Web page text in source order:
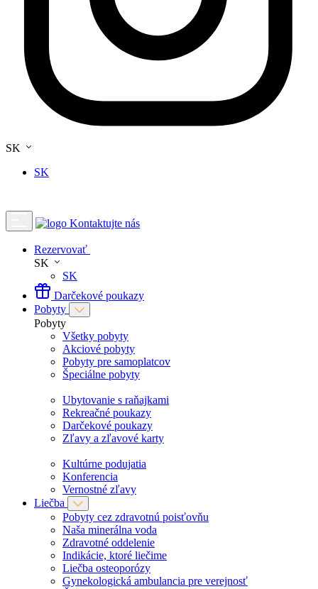
SK
SK
Kontaktujte nás
Rezervovať
SK
SK
Darčekové poukazy
Pobyty
Pobyty
Všetky pobyty
Akciové pobyty
Pobyty pre samoplatcov
Špeciálne pobyty
Ubytovanie s raňajkami
Rekreačné poukazy
Darčekové poukazy
Zľavy a zľavové karty
Kultúrne podujatia
Konferencia
Vernostné zľavy
Liečba
Pobyty cez zdravotnú poisťovňu
Naša minerálna voda
Zdravotné oddelenie
Indikácie, ktoré liečime
Liečba osteoporózy
Gynekologická ambulancia pre verejnosť